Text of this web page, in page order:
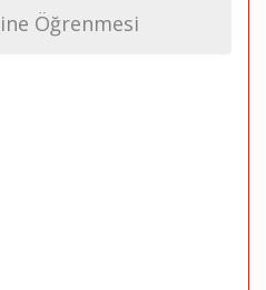
Öğrenmesi